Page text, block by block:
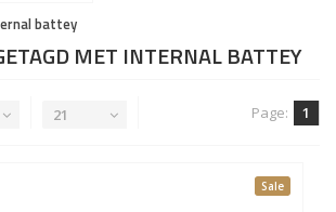
battey
MET INTERNAL BATTEY
21 Page: 1
Sale